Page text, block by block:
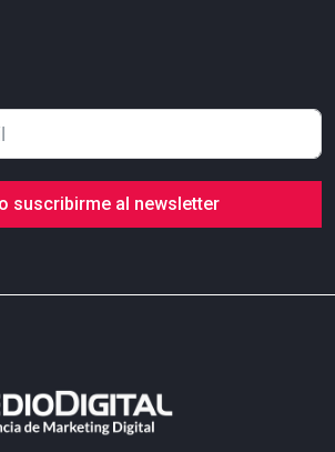
suscribirme al newsletter